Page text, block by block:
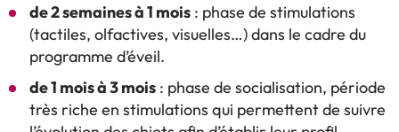
de 2 semaines à 1 mois : phase de stimulations
(tactiles, olfactives, visuelles…) dans le cadre du
programme d’éveil.
de 1 mois à 3 mois : phase de socialisation, période
très riche en stimulations qui permettent de suivre